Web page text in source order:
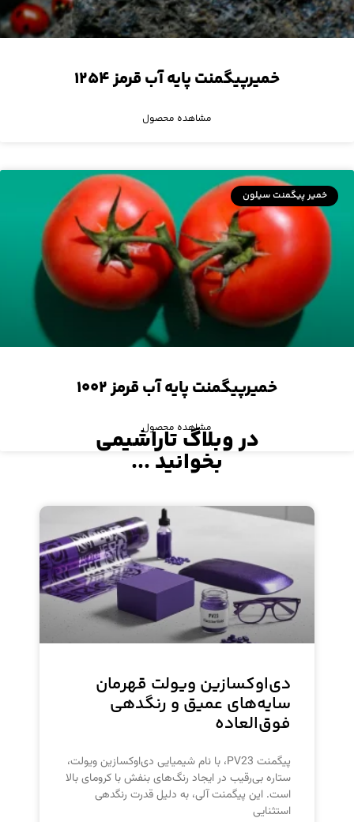
خمیرپیگمنت پایه آب قرمز ۱۲۵۴
مشاهده محصول
خمیر پیگمنت سیلون
خمیرپیگمنت پایه آب قرمز ۱۰۰۲
مشاهده محصول
در وبلاگ تاراشیمی
بخوانید ...
دی‌اوکسازین ویولت قهرمان
سایه‌های عمیق و رنگدهی
فوق‌العاده
پیگمنت PV23، با نام شیمیایی دی‌اوکسازین ویولت،
ستاره بی‌رقیب در ایجاد رنگ‌های بنفش با کرومای بالا
است. این پیگمنت آلی، به دلیل قدرت رنگدهی
استثنایی